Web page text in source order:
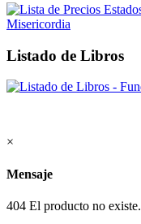
Listado de Libros
×
Mensaje
404 El producto no existe.